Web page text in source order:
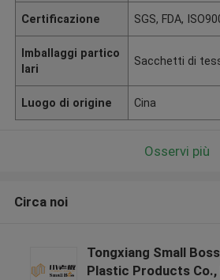
Certificazione SGS, FDA,
Imballaggi partico
lari
Sacchetti di
Luogo di origine Cina
Osservi più
Circa noi
Tongxiang Small
Plastic Products Co.,